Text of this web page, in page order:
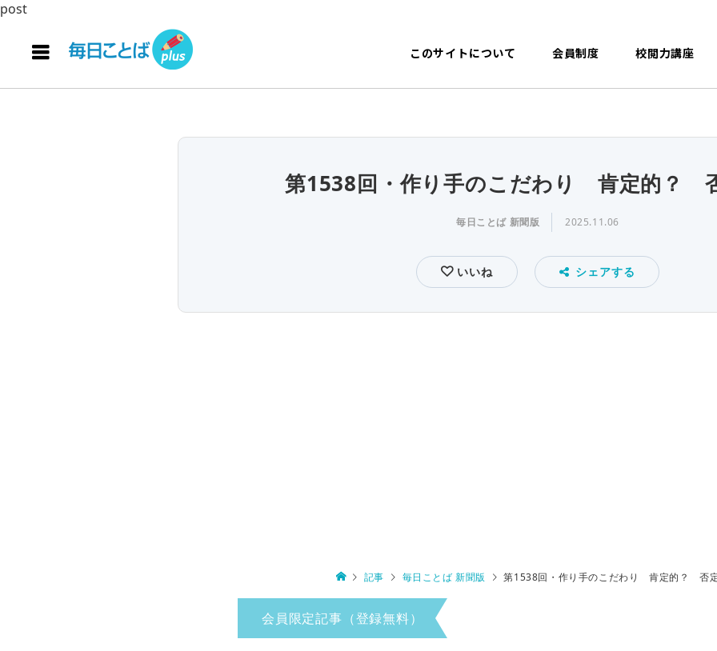
post
このサイトについて 会員制度 校閲力講座
第1538回・作り手のこだわり 肯定的？
毎日ことば 新聞版 2025.11.06
いいね シェアする
記事 毎日ことば 新聞版 第1538回・作り手のこだわり 肯定的？ 否
会員限定記事（登録無料）